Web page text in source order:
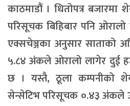
काठमाडौं । धितोपत्र बजारमा
परिसूचक बिहिबार पनि
एक्सचेञ्जका अनुसार साताको
५.८४ अंकले ओरालो लागेर दुई
छ । यस्तै, ठूला कम्पनीको
सेन्सेटिभ परिसूचक ०.४३ अंकले